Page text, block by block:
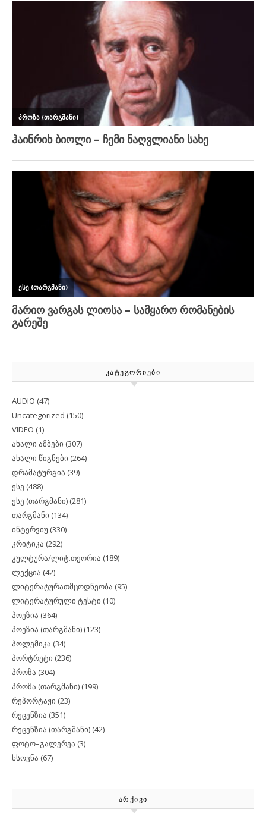
ᲙᲐᲢᲔᲒᲝᲠᲘᲔᲑᲘ
AUDIO (47)
Uncategorized (150)
VIDEO (1)
ახალი ამბები (307)
ახალი წიგნები (264)
დრამატურგია (39)
ესე (488)
ესე (თარგმანი) (281)
თარგმანი (134)
ინტერვიუ (330)
კრიტიკა (292)
კულტურა/ლიტ.თეორია (189)
ლექცია (42)
ლიტერატურათმცოდნეობა (95)
ლიტერატურული ტესტი (10)
პოეზია (364)
პოეზია (თარგმანი) (123)
პოლემიკა (34)
პორტრეტი (236)
პროზა (304)
პროზა (თარგმანი) (199)
რეპორტაჟი (23)
რეცენზია (351)
რეცენზია (თარგმანი) (42)
ფოტო–გალერეა (3)
ხსოვნა (67)
ᲐᲠᲥᲘᲕᲘ